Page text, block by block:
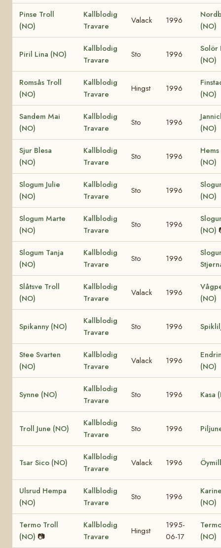
Pinse Troll
(NO)
Kallblodig
Travare
Valack 1996
(NO)
Piril Lina (NO)
Kallblodig
Travare
Sto 1996
Solör
(NO)
Romsås Troll
(NO)
Kallblodig
Travare
Hingst 1996
(NO)
Sandem Mai
(NO)
Kallblodig
Travare
Sto 1996
(NO)
Sjur Blesa
(NO)
Kallblodig
Travare
Sto 1996
(NO)
Slogum Julie
(NO)
Kallblodig
Travare
Sto 1996
(NO)
Slogum Marte
(NO)
Kallblodig
Travare
Sto 1996
(NO)
Slogum Tanja
(NO)
Kallblodig
Travare
Sto 1996
Slåtsve Troll
(NO)
Kallblodig
Travare
Valack 1996
(NO)
Spikanny (NO)
Kallblodig
Travare
Sto 1996
Stee Svarten
(NO)
Kallblodig
Travare
Valack 1996
(NO)
Synne (NO)
Kallblodig
Travare
Sto 1996 Kasa
Troll June (NO)
Kallblodig
Travare
Sto 1996
Tsar Sico (NO)
Kallblodig
Travare
Valack 1996
Ulsrud Hempa
(NO)
Kallblodig
Travare
Sto 1996
(NO)
Termo Troll
(NO) 📷
Kallblodig
Travare
Hingst
1995-
06-17
(NO)